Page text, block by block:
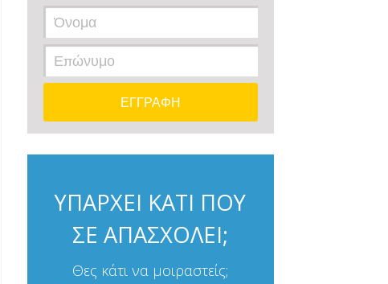
ΥΠΑΡΧΕΙ ΚΑΤΙ ΠΟΥ
ΣΕ ΑΠΑΣΧΟΛΕΙ;
Θες κάτι να μοιραστείς;